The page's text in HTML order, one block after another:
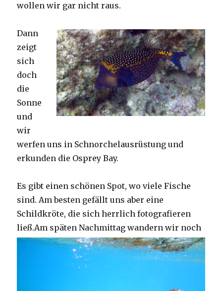
wollen wir gar nicht raus.
Dann
zeigt
sich
doch
die
Sonne
und
wir
werfen uns in Schnorchelausrüstung und
erkunden die Osprey Bay.
Es gibt einen schönen Spot, wo viele Fische
sind. Am besten gefällt uns aber eine
Schildkröte, die sich herrlich fotografieren
ließ.Am späten Nachmittag wandern wir noch